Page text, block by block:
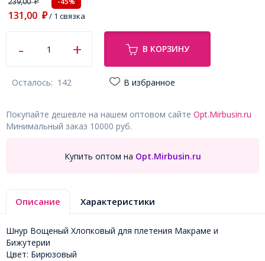
131,00 ₽/ 1 связка
В КОРЗИНУ
Осталось: 142 В избранное
Покупайте дешевле на нашем оптовом сайте Opt.Mirbusin.ru
Минимальный заказ 10000 руб.
Купить оптом на Opt.Mirbusin.ru
Описание Характеристики
Шнур Вощеный Хлопковый для плетения Макраме и
Бижутерии
Цвет: Бирюзовый